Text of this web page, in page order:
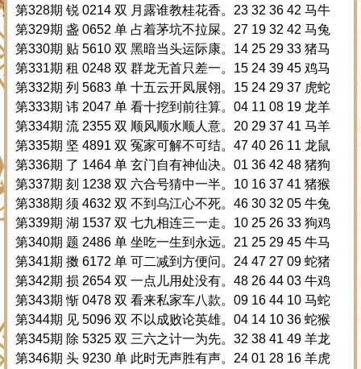
第328期 锐 0214 双 月露谁教桂花香。23 32 36 42 马牛
第329期 盏 0652 单 占着茅坑不拉屎。27 19 32 42 马兔
第330期 贴 5610 双 黑暗当头运际康。14 25 29 33 猪马
第331期 租 0248 双 群龙无首只差一。15 24 39 45 鸡马
第332期 列 5683 单 十五云开凤展翎。15 24 29 37 虎蛇
第333期 讳 2047 单 看十挖到前往算。04 11 08 19 龙羊
第334期 流 2355 双 顺风顺水顺人意。20 29 37 41 马羊
第335期 坚 4891 双 冤家可解不可结。47 40 26 11 龙鼠
第336期 了 1464 单 玄门自有神仙决。01 36 42 48 猪狗
第337期 刻 1238 双 六合号猜中一半。10 16 37 41 猪猴
第338期 须 4632 双 不到乌江心不死。46 30 32 05 牛兔
第339期 湖 1537 双 七九相连三一走。10 25 26 33 狗鸡
第340期 题 2486 单 坐吃一生到永远。21 25 29 45 牛马
第341期 擞 6172 单 可二减到方便问。24 47 27 09 蛇猪
第342期 损 2654 双 一点儿用处没有。48 26 44 03 牛鸡
第343期 惭 0478 双 看来私家车八款。09 16 44 10 马蛇
第344期 见 5096 双 不以成败论英雄。04 14 10 36 蛇猴
第345期 除 5325 双 三六之计一为先。32 38 41 49 羊龙
第346期 头 9230 单 此时无声胜有声。24 01 28 16 羊虎